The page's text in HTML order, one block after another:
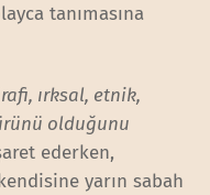
tanımasına
ırksal, etnik,
olduğunu
ederken,
yarın sabah